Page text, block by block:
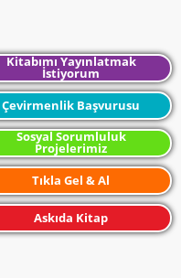
Kitabımı Yayınlatmak
İstiyorum
Çevirmenlik Başvurusu
Sosyal Sorumluluk
Projelerimiz
Tıkla Gel & Al
Askıda Kitap